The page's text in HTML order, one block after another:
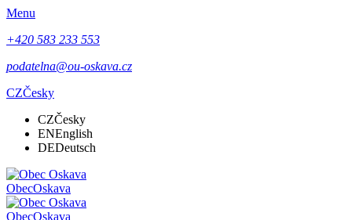
Menu
+420 583 233 553
podatelna@ou-oskava.cz
CZČesky
CZČesky
ENEnglish
DEDeutsch
ObecOskava
ObecOskava